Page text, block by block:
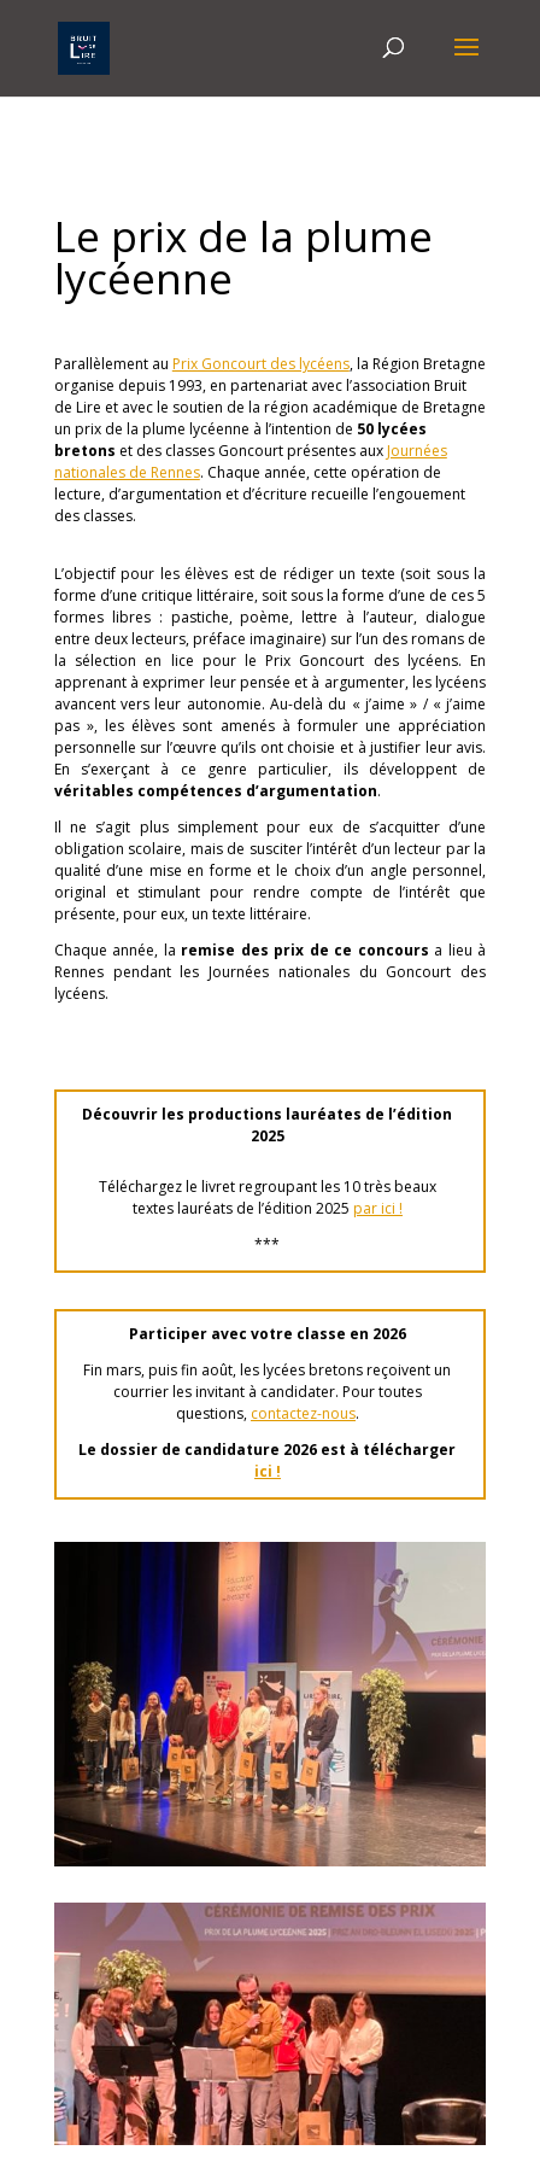
Le prix de la plume
lycéenne
Parallèlement au Prix Goncourt des lycéens, la Région Bretagne
organise depuis 1993, en partenariat avec l’association Bruit
de Lire et avec le soutien de la région académique de Bretagne
un prix de la plume lycéenne à l’intention de 50 lycées
bretons et des classes Goncourt présentes auxJournées
nationales de Rennes. Chaque année, cette opération de
lecture, d’argumentation et d’écriture recueille l’engouement
des classes.
L’objectif pour les élèves est de rédiger un texte (soit sous la
forme d’une critique littéraire, soit sous la forme d’une de ces 5
formes libres : pastiche, poème, lettre à l’auteur, dialogue
entre deux lecteurs, préface imaginaire) sur l’un des romans de
la sélection en lice pour le Prix Goncourt des lycéens. En
apprenant à exprimer leur pensée et à argumenter, les lycéens
avancent vers leur autonomie. Au-delà du « j’aime» / «j’aime
pas », les élèves sont amenés à formuler une appréciation
personnelle sur l’œuvre qu’ils ont choisie et à justifier leur avis.
En s’exerçant à ce genre particulier, ils développent de
véritables compétences d’argumentation.
Il ne s’agit plus simplement pour eux de s’acquitter d’une
obligation scolaire, mais de susciter l’intérêt d’un lecteur par la
qualité d’une mise en forme et le choix d’un angle personnel,
original et stimulant pour rendre compte de l’intérêt que
présente, pour eux, un texte littéraire.
Chaque année, la remise des prix de ce concours a lieu à
Rennes pendant les Journées nationales du Goncourt des
lycéens.
Découvrir les productions lauréates de l’édition
2025
Téléchargez le livret regroupant les 10 très beaux
textes lauréats de l’édition 2025 par ici !
***
Participer avec votre classe en 2026
Fin mars, puis fin août, les lycées bretons reçoivent un
courrier les invitant à candidater. Pour toutes
questions, contactez-nous.
Le dossier de candidature 2026 est à télécharger
ici !